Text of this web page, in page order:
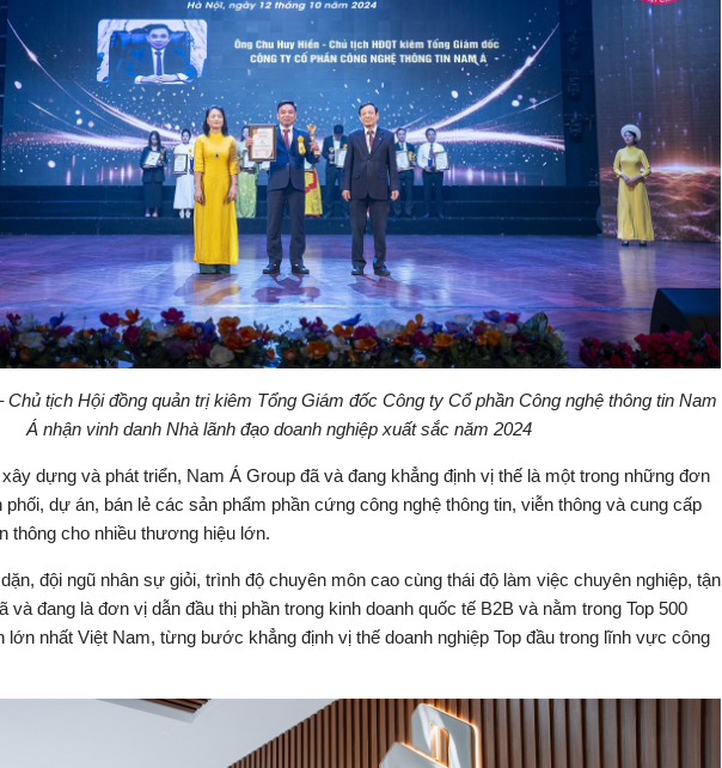
Chủ tịch Hội đồng quản trị kiêm Tổng Giám đốc Công ty Cổ phần Công nghệ thông tin Nam
Á nhận vinh danh Nhà lãnh đạo doanh nghiệp xuất sắc năm 2024
dựng và phát triển, Nam Á Group đã và đang khẳng định vị thế là một trong những đơn
dự án, bán lẻ các sản phẩm phần cứng công nghệ thông tin, viễn thông và cung cấp
thông cho nhiều thương hiệu lớn.
đội ngũ nhân sự giỏi, trình độ chuyên môn cao cùng thái độ làm việc chuyên nghiệp, tận
và đang là đơn vị dẫn đầu thị phần trong kinh doanh quốc tế B2B và nằm trong Top 500
lớn nhất Việt Nam, từng bước khẳng định vị thế doanh nghiệp Top đầu trong lĩnh vực công